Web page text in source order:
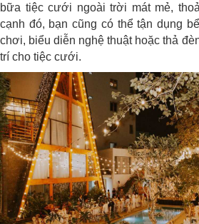
bữa tiệc cưới ngoài trời mát mẻ,
cạnh đó, bạn cũng có thể tận dụng
chơi, biểu diễn nghệ thuật hoặc thả
trí cho tiệc cưới.